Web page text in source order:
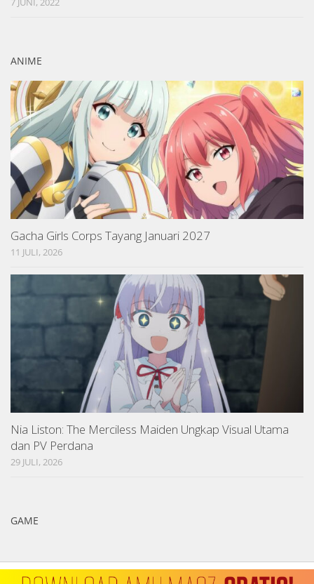
ANIME
Gacha Girls Corps Tayang Januari 2027
11 JULI, 2026
Nia Liston: The Merciless Maiden Ungkap Visual Utama
dan PV Perdana
29 JULI, 2026
GAME